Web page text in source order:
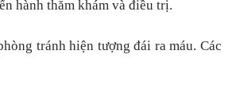
hành thăm khám và điều trị.
tránh hiện tượng đái ra máu. Các